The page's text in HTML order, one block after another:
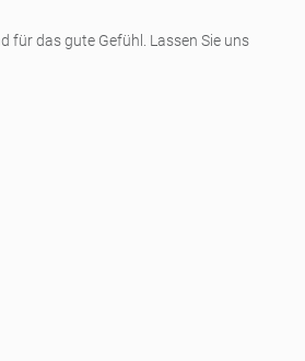
für das gute Gefühl. Lassen Sie uns